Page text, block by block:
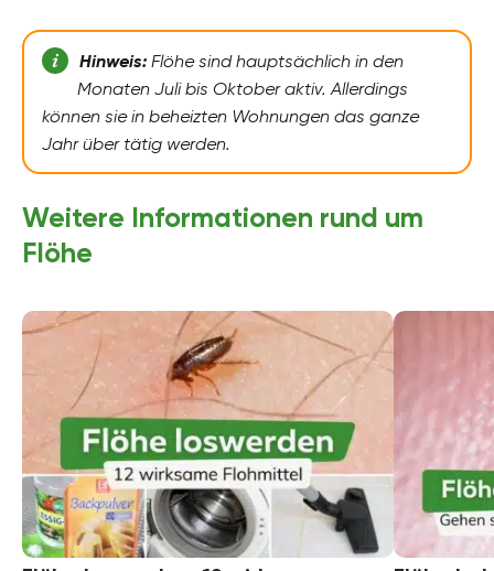
Hinweis:Flöhe sind hauptsächlich in den
Monaten Juli bis Oktober aktiv. Allerdings
können sie in beheizten Wohnungen das ganze
Jahr über tätig werden.
Weitere Informationen rund um
Flöhe